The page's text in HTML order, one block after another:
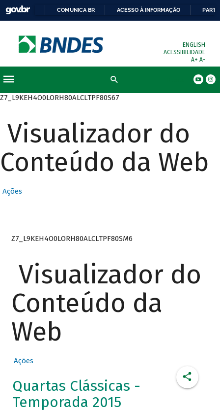
COMUNICA BR ACESSO À INFORMAÇÃO
ENGLISH
ACESSIBILIDADE
A+ A-
Z7_L9KEH4O0LORH80ALCLTPF80S67
Visualizador do
Conteúdo da Web
Ações
Z7_L9KEH4O0LORH80ALCLTPF80SM6
Visualizador do
Conteúdo da
Web
Ações
Quartas Clássicas -
Temporada 2015